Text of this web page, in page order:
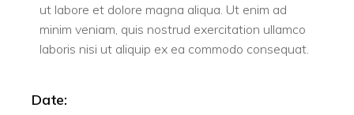
ut labore et dolore magna aliqua. Ut enim ad
minim veniam, quis nostrud exercitation ullamco
laboris nisi ut aliquip ex ea commodo consequat.
Date: